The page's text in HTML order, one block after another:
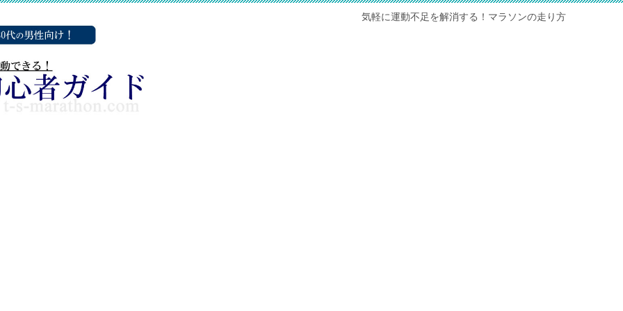
気軽に運動不足を解消する！マラソンの走り方